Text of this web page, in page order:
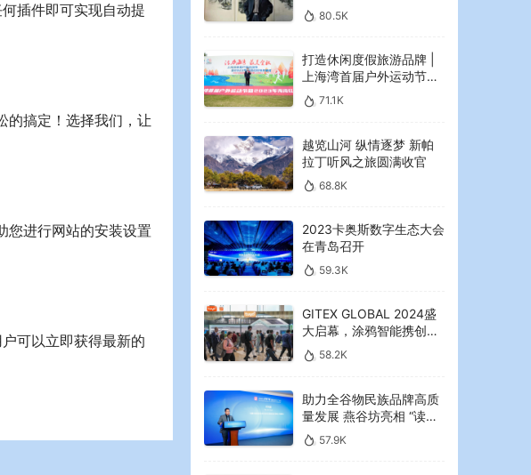
插件即可实现自动提
的搞定！选择我们，让
您进行网站的安装设置
可以立即获得最新的
80.5K
打造休闲度假旅游品牌 |
上海湾首届户外运动节暨
2023年海湾红叶节启幕
71.1K
越览山河 纵情逐梦 新帕
拉丁听风之旅圆满收官
68.8K
2023卡奥斯数字生态大会
在青岛召开
59.3K
GITEX GLOBAL 2024盛
大启幕，涂鸦智能携创新
AI解决方案引领中东可持
续未来
58.2K
助力全谷物民族品牌高质
量发展 燕谷坊亮相 “读懂
中国”国际会议
57.9K